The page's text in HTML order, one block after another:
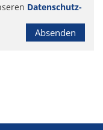
Datenschutz-
Absenden